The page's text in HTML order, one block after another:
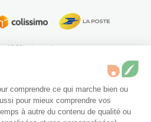
100% sécurisé
comprendre ce qui marche bien ou
pour mieux comprendre vos
à autre du contenu de qualité ou